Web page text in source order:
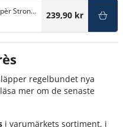
Strong
239,90 kr
regelbundet nya
mer om de senaste
i varumärkets sortiment, i